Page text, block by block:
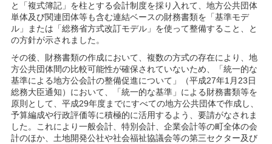
と「複式簿記」を柱とする会計制度を採り入れて、地方公共団体
単体及び関連団体等も含む連結ベースの財務書類を「基準モデ
ル」または「総務省方式改訂モデル」を使って整備すること、と
の方針が示されました。
その後、財務書類の作成において、複数の方式の存在により、地
方公共団体間の比較可能性が確保されていないため、「統一的な
基準による地方公会計の整備促進について」（平成27年1月23日
総務大臣通知）において、「統一的な基準」による財務書類等を
原則として、平成29年度までにすべての地方公共団体で作成し、
予算編成や行政評価等に積極的に活用するよう、要請がなされま
した。これにより一般会計、特別会計、企業会計等の町全体の会
計のほか、土地開発公社や社会福祉協議会等の第三セクター及び